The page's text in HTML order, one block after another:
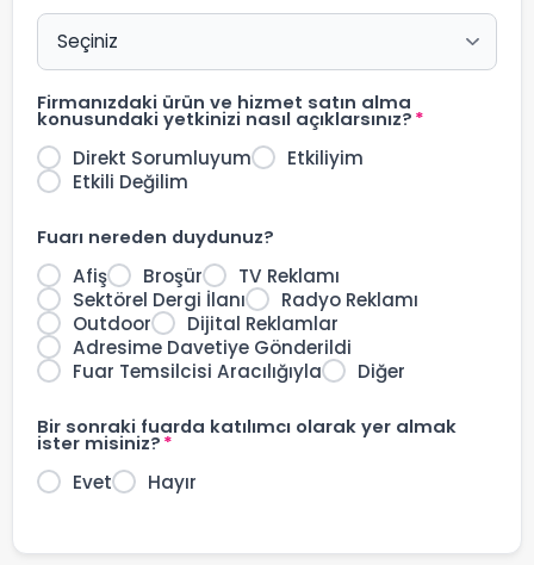
Firmanızdaki ürün ve hizmet satın alma
konusundaki yetkinizi nasıl açıklarsınız?*
Direkt Sorumluyum
Etkiliyim
Etkili Değilim
Fuarı nereden duydunuz?
Afiş
Broşür
TV Reklamı
Sektörel Dergi İlanı
Radyo Reklamı
Outdoor
Dijital Reklamlar
Adresime Davetiye Gönderildi
Fuar Temsilcisi Aracılığıyla
Diğer
Bir sonraki fuarda katılımcı olarak yer almak
ister misiniz?*
Evet
Hayır